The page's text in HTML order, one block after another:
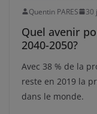
Quentin PARES 30
Quel avenir
2040-2050?
Avec 38 % de la
reste en 2019 la
dans le monde.